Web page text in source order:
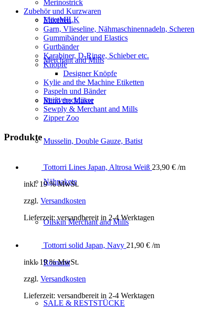
MeetMILK
Merchant and Mills
Mind the Maker
Musselin, Double Gauze, Batist
Nähpakete
Oilskin Merchant and Mills
Romanit
SALE & RESTSTÜCKE
Merinostrick
Zubehör und Kurzwaren
Etiketten
Garn, Vlieseline, Nähmaschinennadeln, Scheren
Gummibänder und Elastics
Gurtbänder
Karabiner, D-Ringe, Schieber etc.
Knöpfe
Designer Knöpfe
Kylie and the Machine Etiketten
Paspeln und Bänder
Reißverschlüsse
Sewply & Merchant and Mills
Zipper Zoo
Produkte
Tottorri Lines Japan, Altrosa Weiß 23,90 € /m
inkl. 19 % MwSt.
zzgl. Versandkosten
Lieferzeit:versandbereit in 2-4 Werktagen
Tottorri solid Japan, Navy 21,90 € /m
inkl. 19 % MwSt.
zzgl. Versandkosten
Lieferzeit: versandbereit in 2-4 Werktagen